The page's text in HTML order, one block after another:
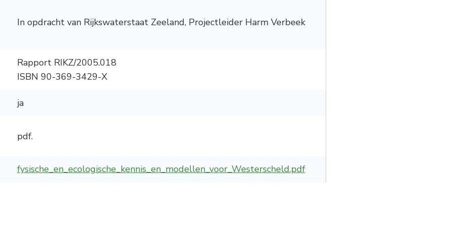
In opdracht van Rijkswaterstaat Zeeland, Projectleider Harm Verbeek
Rapport RIKZ/2005.018
ISBN 90-369-3429-X
ja
pdf.
fysische_en_ecologische_kennis_en_modellen_voor_Westerscheld.pdf